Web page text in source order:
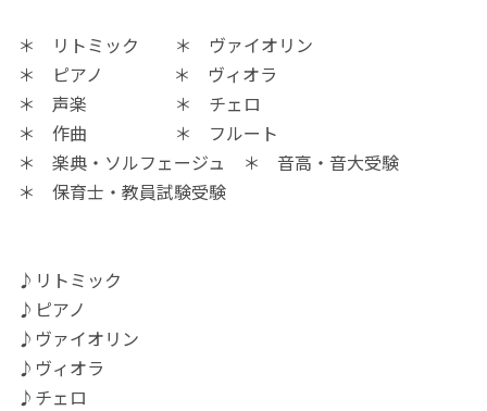
＊ リトミック ＊ ヴァイオリン
＊ ピアノ ＊ ヴィオラ
＊ 声楽 ＊ チェロ
＊ 作曲 ＊ フルート
＊ 楽典・ソルフェージュ ＊ 音高・音大受験
＊ 保育士・教員試験受験
♪リトミック
♪ピアノ
♪ヴァイオリン
♪ヴィオラ
♪チェロ